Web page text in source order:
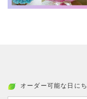
オーダー可能な日にち